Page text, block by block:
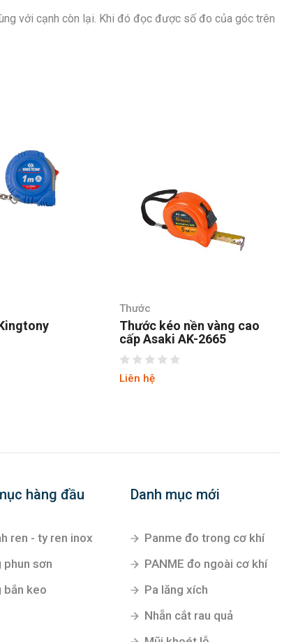
với cạnh còn lại. Khi đó đọc được số đo của góc trên
Thước
Thước kéo nền vàng cao
cấp Asaki AK-2665
Liên hệ
hàng đầu
ren - ty ren inox
phun sơn
bắn keo
Danh mục mới
Panme đo trong cơ khí
PANME đo ngoài cơ khí
Pa lăng xích
Nhẵn cắt rau quả